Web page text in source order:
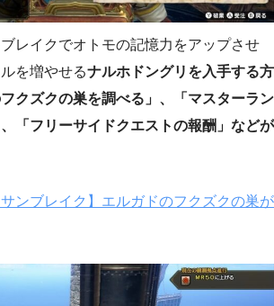
レイクでオトモの記憶力をアップさせ
を増やせるナルホドングリを入手する方
クズクの巣を調べる」、「マスターラン
「フリーサイドクエストの報酬」などが
サンブレイク】エルガドのフクズクの巣が